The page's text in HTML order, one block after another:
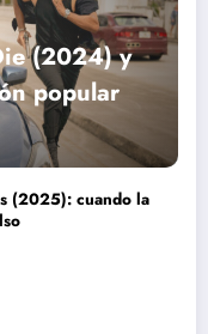
(2024) y
popular
(2025): cuando la